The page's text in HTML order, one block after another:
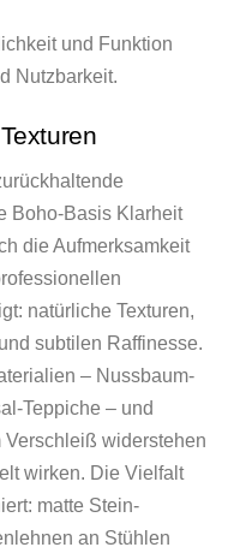
und Funktion
Nutzbarkeit.
Boho-Basis Klarheit
die Aufmerksamkeit
natürliche Texturen,
subtilen Raffinesse.
– Nussbaum-
Teppiche – und
widerstehen
wirken. Die Vielfalt
matte Stein-
an Stühlen